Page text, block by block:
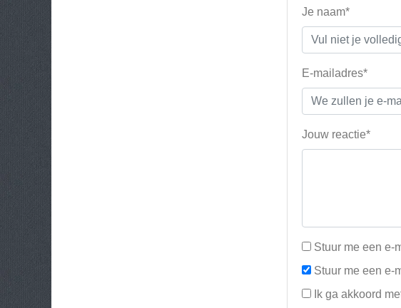
Je naam*
E-mailadres*
Jouw reactie*
Stuur me een e-
Stuur me een e-
Ik ga akkoord